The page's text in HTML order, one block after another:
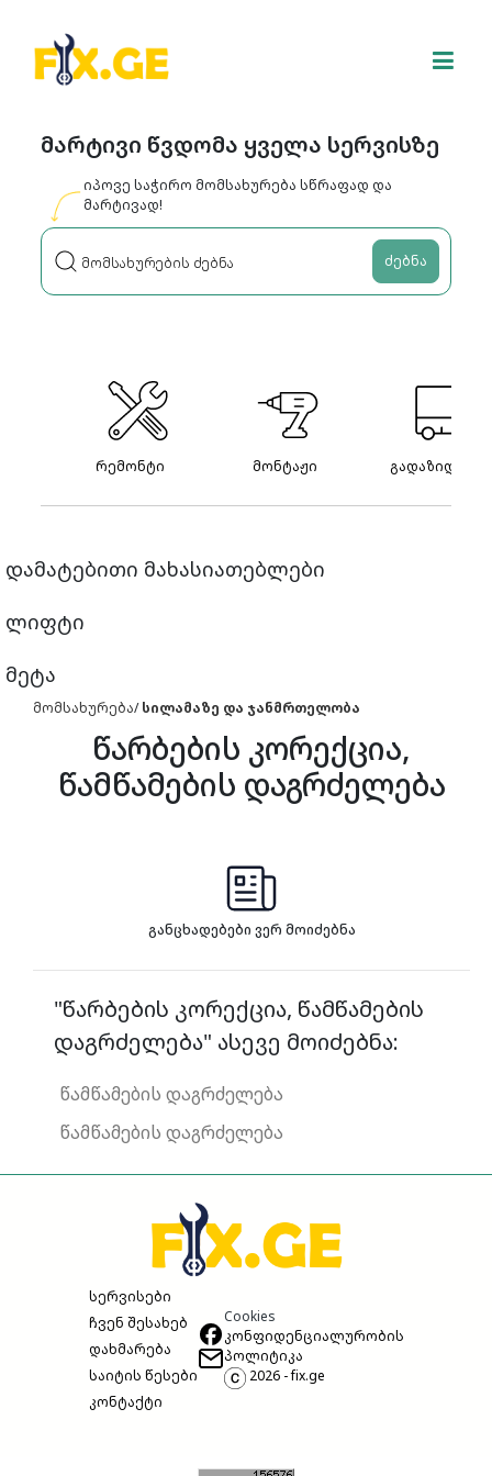
მარტივი წვდომა ყველა სერვისზე
იპოვე საჭირო მომსახურება სწრაფად და
მარტივად!
ძებნა
რემონტი მონტაჟი გადაზიდვები
დამატებითი მახასიათებლები
ლიფტი
მეტა
მომსახურება/სილამაზე და ჯანმრთელობა
წარბების კორექცია,
წამწამების დაგრძელება
განცხადებები ვერ მოიძებნა
"წარბების კორექცია, წამწამების
დაგრძელება" ასევე მოიძებნა:
წამწამების დაგრძელება
წამწამების დაგრძელება
სერვისები
ჩვენ შესახებ
დახმარება
საიტის წესები
კონტაქტი
Cookies
კონფიდენციალურობის
პოლიტიკა
2026 - fix.ge